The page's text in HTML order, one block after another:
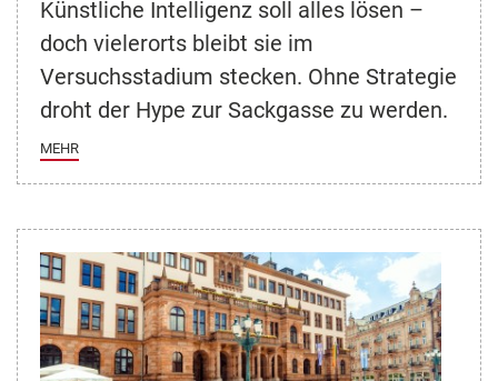
Künstliche Intelligenz soll alles lösen –
doch vielerorts bleibt sie im
Versuchsstadium stecken. Ohne Strategie
droht der Hype zur Sackgasse zu werden.
MEHR